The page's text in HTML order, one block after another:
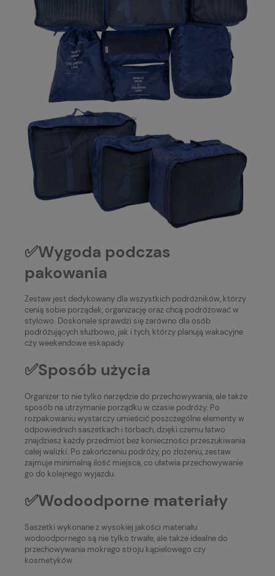
✅Wygoda podczas
pakowania
Zestaw jest dedykowany dla wszystkich podróżników, którzy
cenią sobie porządek, organizację oraz chcą podróżować w
stylowo. Doskonale sprawdzi się zarówno dla osób
podróżujących służbowo, jak i tych, którzy planują wakacyjne
czy weekendowe eskapady.
✅Sposób użycia
Organizer to nie tylko narzędzie do przechowywania, ale także
sposób na utrzymanie porządku w czasie podróży. Po
rozpakowaniu wystarczy umieścić poszczególne elementy w
odpowiednich saszetkach i torbach, dzięki czemu łatwo
znajdziesz każdy przedmiot bez konieczności przeszukiwania
całej walizki. Po zakończeniu podróży, po złożeniu, zestaw
zajmuje minimalną ilość miejsca, co ułatwia przechowywanie
go do kolejnego wyjazdu.
✅Wodoodporne materiały
Saszetki wykonane z wysokiej jakości materiału
wodoodpornego są nie tylko trwałe, ale także idealne do
przechowywania mokrego stroju kąpielowego czy
kosmetyków.